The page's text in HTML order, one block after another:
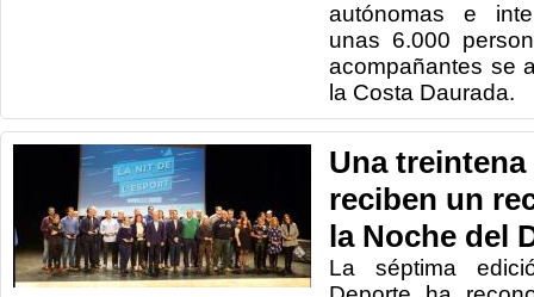
autónomas e
unas 6.000
acompañantes se
la Costa Daurada.
Una
reciben un
la Noche del
La séptima